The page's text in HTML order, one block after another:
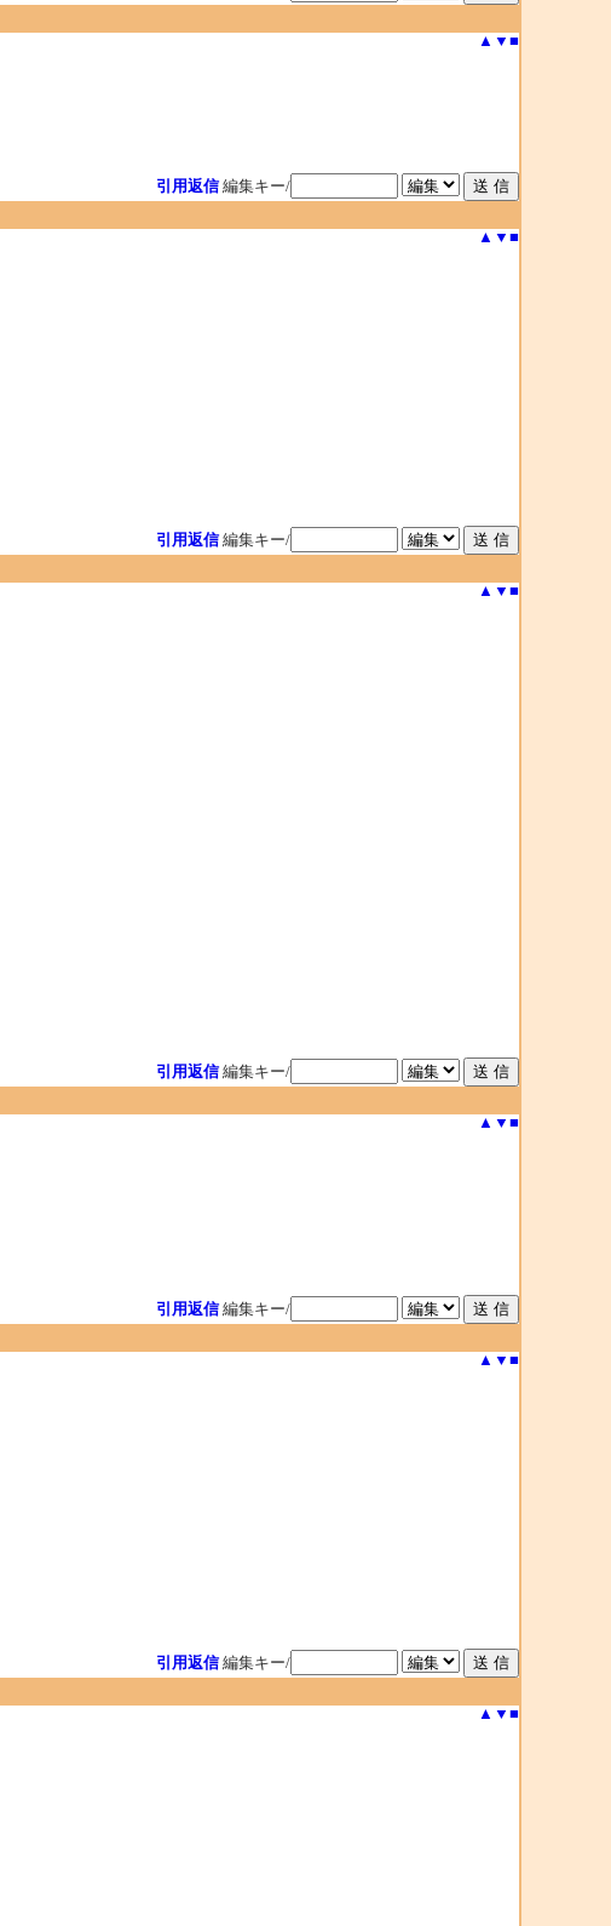
▲ ▼ ■
引用返信 編集キー/
▲ ▼ ■
引用返信 編集キー/
▲ ▼ ■
引用返信 編集キー/
▲ ▼ ■
引用返信 編集キー/
▲ ▼ ■
引用返信 編集キー/
▲ ▼ ■